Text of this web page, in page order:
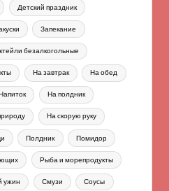
Детский праздник
Запекание
безалкогольные
На завтрак На обед
На полдник
На скорую руку
Полдник Помидор
Рыба и морепродукты
ужин Смузи Соусы